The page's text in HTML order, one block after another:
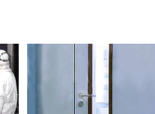
дверь в квартире, буду к вам
обращаться!